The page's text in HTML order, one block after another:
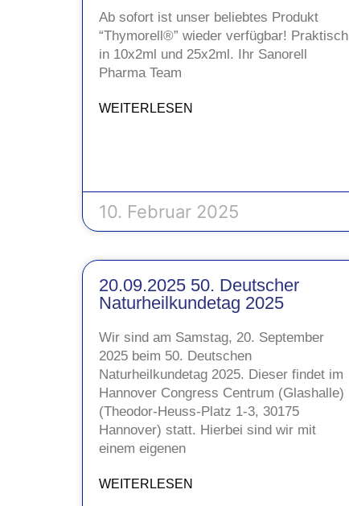
Ab sofort ist unser beliebtes Produkt
“Thymorell®” wieder verfügbar! Praktisch
in 10x2ml und 25x2ml. Ihr Sanorell
Pharma Team
WEITERLESEN
10. Februar 2025
20.09.2025 50. Deutscher
Naturheilkundetag 2025
Wir sind am Samstag, 20. September
2025 beim 50. Deutschen
Naturheilkundetag 2025. Dieser findet im
Hannover Congress Centrum (Glashalle)
(Theodor-Heuss-Platz 1-3, 30175
Hannover) statt. Hierbei sind wir mit
einem eigenen
WEITERLESEN